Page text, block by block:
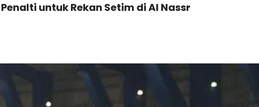
untuk Rekan Setim di Al Nassr